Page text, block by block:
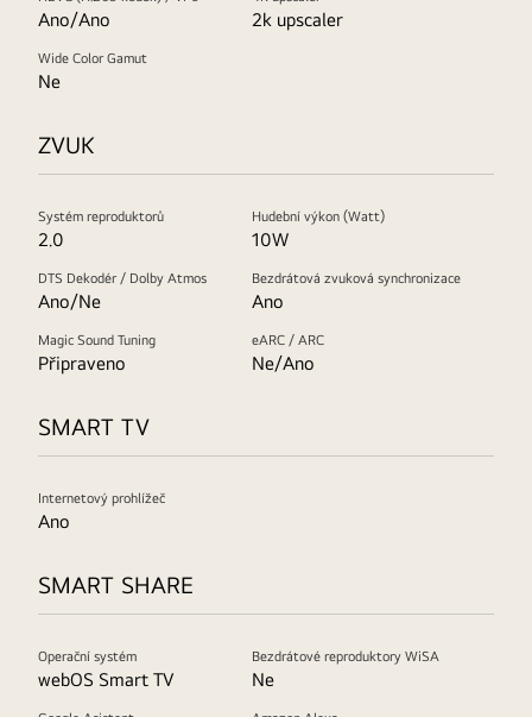
Ano/Ano 2k upscaler
Wide Color Gamut
Ne
ZVUK
Systém reproduktorů
2.0
Hudební výkon (Watt)
10W
DTS Dekodér / Dolby Atmos
Ano/Ne
Bezdrátová zvuková synchronizace
Ano
Magic Sound Tuning
Připraveno
eARC / ARC
Ne/Ano
SMART TV
Internetový prohlížeč
Ano
SMART SHARE
Operační systém
webOS Smart TV
Bezdrátové reproduktory WiSA
Ne